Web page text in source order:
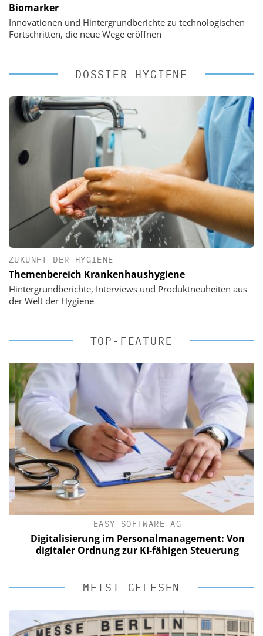
Biomarker
Innovationen und Hintergrundberichte zu technologischen
Fortschritten, die neue Wege eröffnen
DOSSIER HYGIENE
ZUKUNFT DER HYGIENE
Themenbereich Krankenhaushygiene
Hintergrundberichte, Interviews und Produktneuheiten aus
der Welt der Hygiene
TOP-FEATURE
EASY SOFTWARE AG
Digitalisierung im Personalmanagement: Von
digitaler Ordnung zur KI-fähigen Steuerung
MEIST GELESEN